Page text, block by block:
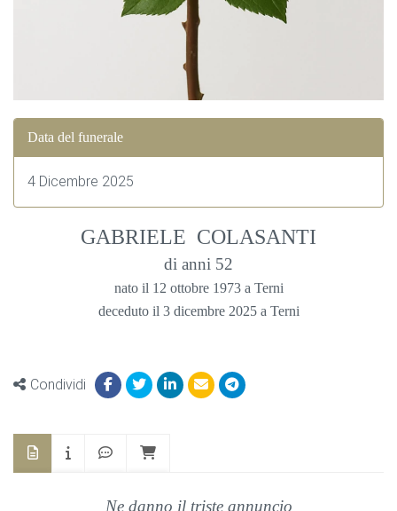
Data del funerale
4 Dicembre 2025
GABRIELE COLASANTI
di anni 52
nato il 12 ottobre 1973 a Terni
deceduto il 3 dicembre 2025 a Terni
Condividi
Ne danno il triste annuncio